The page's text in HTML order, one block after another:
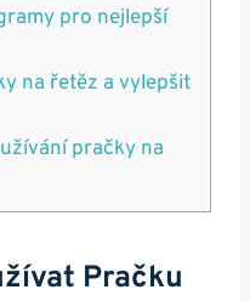
pro nejlepší
na​ řetěz a vylepšit
pračky na
‌pračku